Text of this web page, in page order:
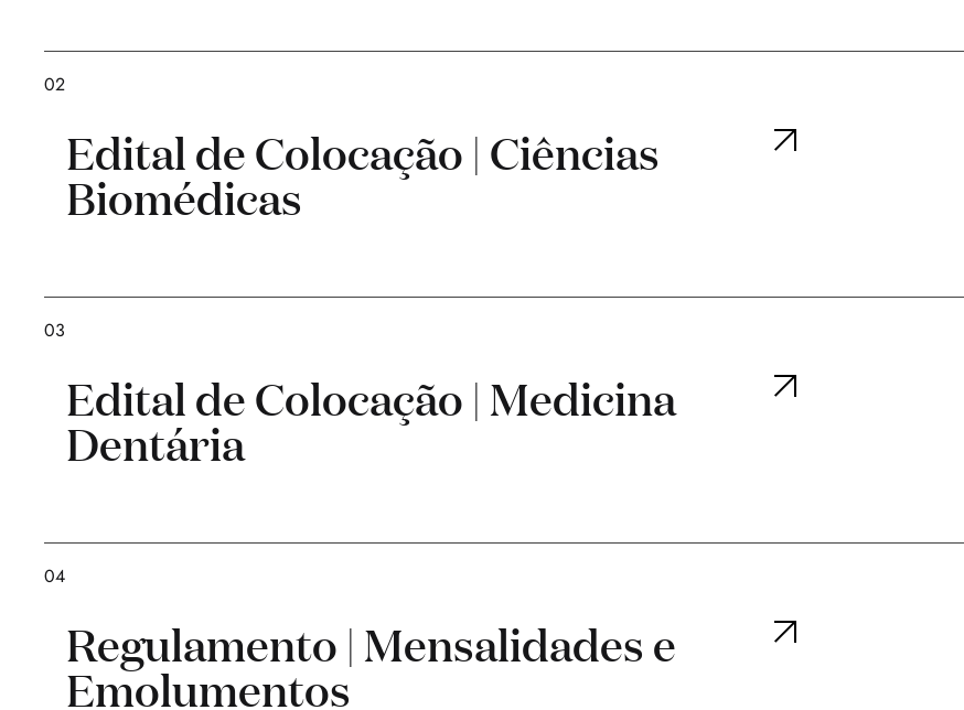
02
Edital de Colocação | Ciências
Biomédicas
03
Edital de Colocação | Medicina
Dentária
04
Regulamento | Mensalidades e
Emolumentos